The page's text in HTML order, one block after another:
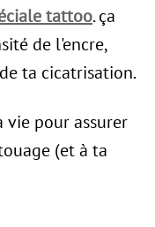
tattoo. ça
de l'encre,
ta cicatrisation.
vie pour assurer
(et à ta